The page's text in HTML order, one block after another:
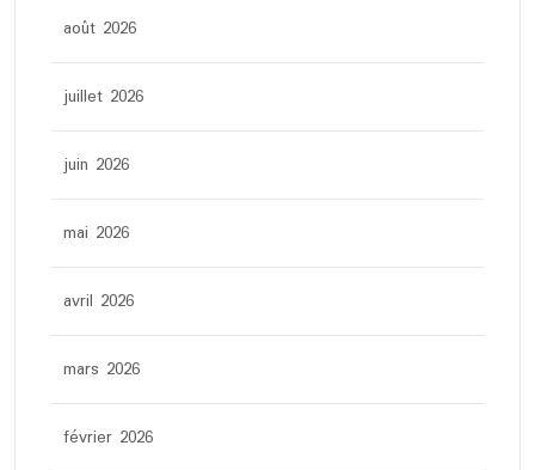
août 2026
juillet 2026
juin 2026
mai 2026
avril 2026
mars 2026
février 2026